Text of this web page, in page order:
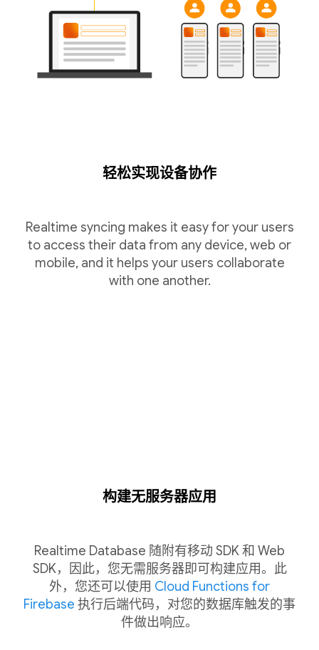
轻松实现设备协作
Realtime syncing makes it easy for your users
to access their data from any device, web or
mobile, and it helps your users collaborate
with one another.
构建无服务器应用
Realtime Database 随附有移动 SDK 和 Web
SDK，因此，您无需服务器即可构建应用。此
外，您还可以使用 Cloud Functions for
Firebase 执行后端代码，对您的数据库触发的事
件做出响应。